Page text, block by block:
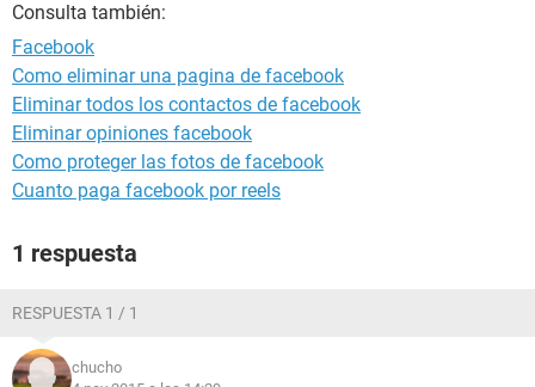
Consulta también:
Facebook
Como eliminar una pagina de facebook
Eliminar todos los contactos de facebook
Eliminar opiniones facebook
Como proteger las fotos de facebook
Cuanto paga facebook por reels
1 respuesta
RESPUESTA 1 / 1
chucho